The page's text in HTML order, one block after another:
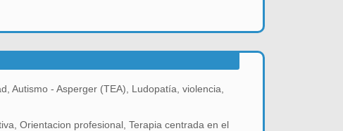
Autismo - Asperger (TEA), Ludopatía, violencia,
Orientacion profesional, Terapia centrada en el